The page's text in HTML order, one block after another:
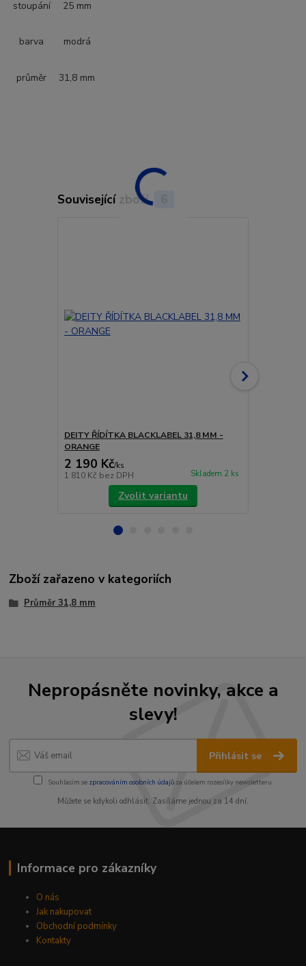
stoupání 25 mm
barva modrá
průměr 31,8 mm
Související zboží 6
DEITY ŘÍDÍTKA BLACKLABEL 31,8 MM -
ORANGE
2 190 Kč/ks
1 810 Kč bez DPH Skladem 2 ks
Zvolit variantu
Zboží zařazeno v kategoriích
Průměr 31,8 mm
Nepropásněte novinky, akce a
slevy!
Přihlásit se
Souhlasím se zpracováním osobních údajůza účelem rozesílky newsletteru.
Můžete se kdykoli odhlásit. Zasíláme jednou za 14 dní.
Informace pro zákazníky
O nás
Jak nakupovat
Obchodní podmínky
Kontakty